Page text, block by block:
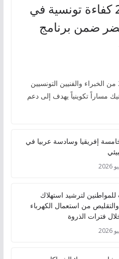
انطلاق تكوين 275 كفاءة تونسية في
ضمن برنامج
FacebookTweetPin بدأ 275 من الخبراء والفنيين التونسيين
مساراً تكوينياً يهدف إلى دعم
إفريقيا وسادسة عربيا في
لترشيد استهلاك
من استعمال الكهرباء
فترات الذروة